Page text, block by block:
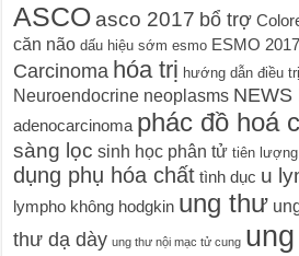
ASCO asco 2017 bổ trợ
căn não dấu hiệu sớm esmo ESMO 2017
Carcinoma hóa trị hướng dẫn điều trị
Neuroendocrine neoplasms NEWS
adenocarcinoma phác đồ hoá
sàng lọc sinh học phân tử tiên lượng
dụng phụ hóa chất tình dục u
lympho không hodgkin ung thư
thư dạ dày ung thư nội mạc tử cung